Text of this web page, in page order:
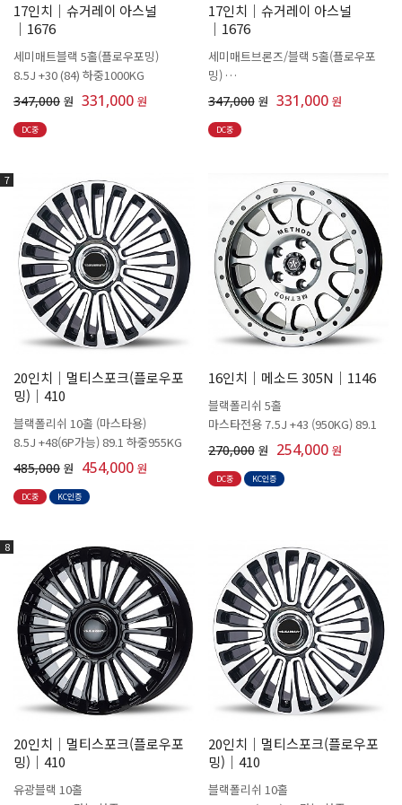
17인치│슈거레이 아스널
│1676
세미매트블랙 5홀(플로우포밍)
8.5J +30 (84) 하중1000KG
347,000 원 331,000 원
DC중
17인치│슈거레이 아스널
│1676
세미매트브론즈/블랙 5홀(플로우포
밍)
8.5J +30 (84) 하중1000KG
347,000 원 331,000 원
DC중
7
20인치│멀티스포크(플로우포
밍)│410
블랙폴리쉬 10홀 (마스타용)
8.5J +48(6P가능) 89.1 하중955KG
485,000 원 454,000 원
DC중 KC인증
16인치│메소드 305N│1146
블랙폴리쉬 5홀
마스타전용 7.5J +43 (950KG) 89.1
270,000 원 254,000 원
DC중 KC인증
8
20인치│멀티스포크(플로우포
밍)│410
유광블랙 10홀
20인치│멀티스포크(플로우포
밍)│410
블랙폴리쉬 10홀